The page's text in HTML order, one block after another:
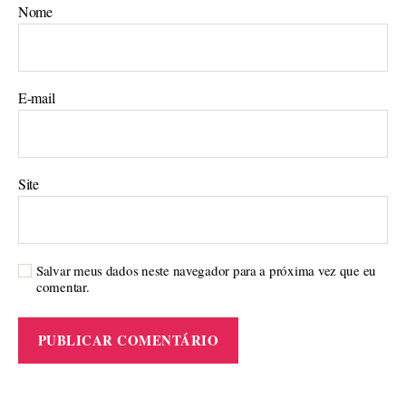
Nome
E-mail
Site
Salvar meus dados neste navegador para a próxima vez que eu
comentar.